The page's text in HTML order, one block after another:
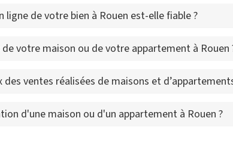
ligne de votre bien à Rouen est-elle fiable ?
votre maison ou de votre appartement à Rouen
ventes réalisées de maisons et
d'une maison ou d'un appartement à Rouen ?